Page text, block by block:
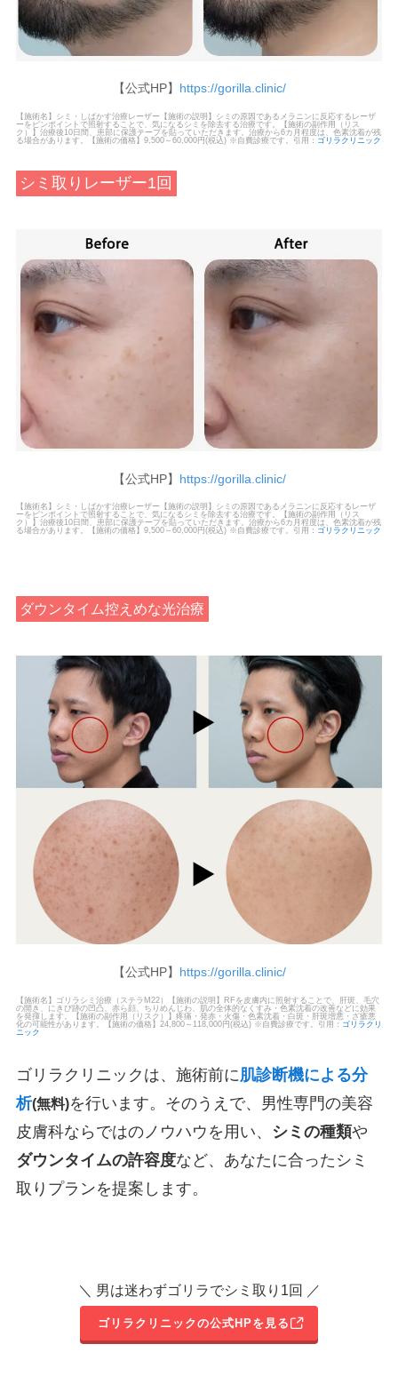
【公式HP】 https://gorilla.clinic/
【施術名】シミ・しばかす治療レーザー【施術の説明】シミの原因であるメラニンに反応するレーザ
ーをピンポイントで照射することで、気になるシミを除去する治療です。【施術の副作用（リス
ク）】治療後10日間、患部に保護テープを貼っていただきます。治療から6カ月程度は、色素沈着が残
る場合があります。【施術の価格】9,500～60,000円(税込) ※自費診療です。引用： ゴリラクリニック
シミ取りレーザー1回
【公式HP】 https://gorilla.clinic/
【施術名】シミ・しばかす治療レーザー【施術の説明】シミの原因であるメラニンに反応するレーザ
ーをピンポイントで照射することで、気になるシミを除去する治療です。【施術の副作用（リス
ク）】治療後10日間、患部に保護テープを貼っていただきます。治療から6カ月程度は、色素沈着が残
る場合があります。【施術の価格】9,500～60,000円(税込) ※自費診療です。引用： ゴリラクリニック
ダウンタイム控えめな光治療
【公式HP】 https://gorilla.clinic/
【施術名】ゴリラシミ治療（ステラM22）【施術の説明】RFを皮膚内に照射することで、肝斑、毛穴
の開き、にきび跡の凹凸、赤ら顔、ちりめんじわ、肌の全体的なくすみ・色素沈着の改善などに効果
を発揮します。【施術の副作用（リスク）】疼痛・発赤・火傷・色素沈着・白斑・肝斑増悪・ざ瘡悪
化の可能性があります。【施術の価格】24,800～118,000円(税込) ※自費診療です。引用： ゴリラクリ
ニック
ゴリラクリニックは、施術前に肌診断機による分
析(無料)を行います。そのうえで、男性専門の美容
皮膚科ならではのノウハウを用い、
シミの種類や
ダウンタイムの許容度など、あなたに合ったシミ
取りプランを提案します。
＼ 男は迷わずゴリラでシミ取り1回 ／
ゴリラクリニックの公式HPを見る